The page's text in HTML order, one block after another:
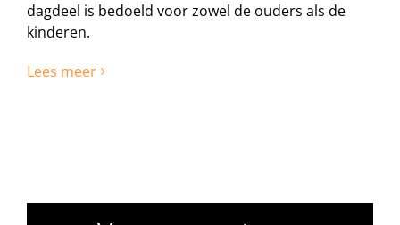
dagdeel is bedoeld voor zowel de ouders als de
kinderen.
Lees meer